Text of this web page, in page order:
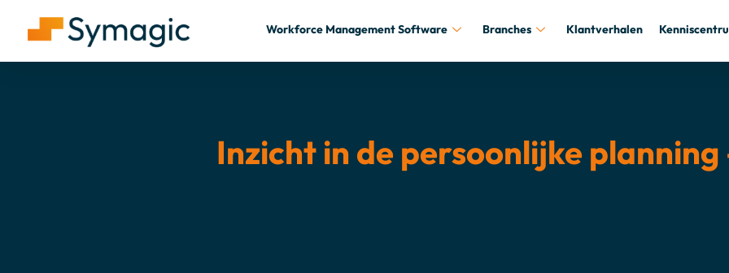
Workforce Management Software Branches Klantverhalen
Inzicht in de persoonlijke planning